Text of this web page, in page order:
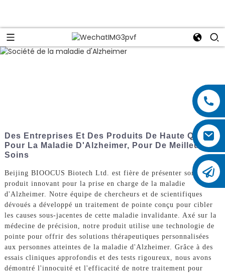
Des Entreprises Et Des Produits De Haute Qualité
Pour La Maladie D'Alzheimer, Pour De Meilleurs
Soins
Beijing BIOOCUS Biotech Ltd. est fière de présenter son
produit innovant pour la prise en charge de la maladie
d'Alzheimer. Notre équipe de chercheurs et de scientifiques
dévoués a développé un traitement de pointe conçu pour cibler
les causes sous-jacentes de cette maladie invalidante. Axé sur la
médecine de précision, notre produit utilise une technologie de
pointe pour offrir des solutions thérapeutiques personnalisées
aux personnes atteintes de la maladie d'Alzheimer. Grâce à des
essais cliniques approfondis et des tests rigoureux, nous avons
démontré l'innocuité et l'efficacité de notre traitement pour